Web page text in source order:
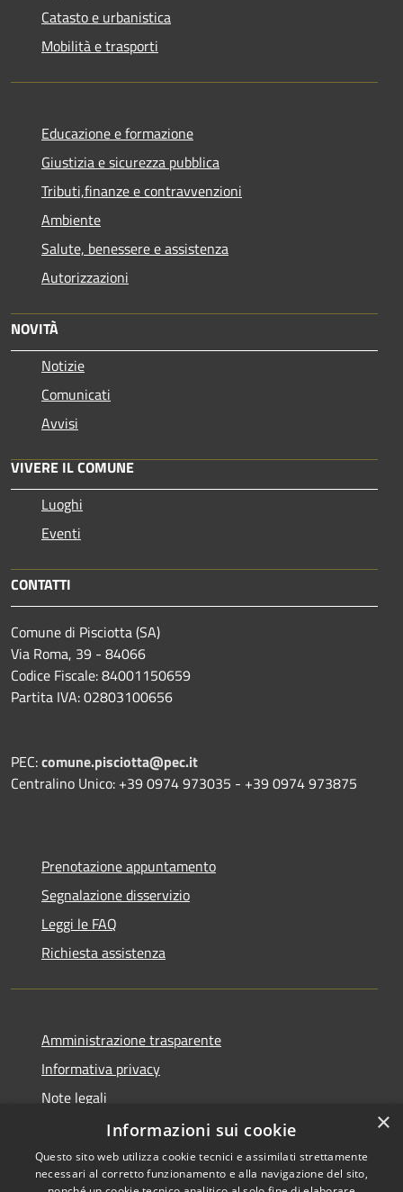
Catasto e urbanistica
Mobilità e trasporti
Educazione e formazione
Giustizia e sicurezza pubblica
Tributi,finanze e contravvenzioni
Ambiente
Salute, benessere e assistenza
Autorizzazioni
NOVITÀ
Notizie
Comunicati
Avvisi
VIVERE IL COMUNE
Luoghi
Eventi
CONTATTI
Comune di Pisciotta (SA)
Via Roma, 39 - 84066
Codice Fiscale: 84001150659
Partita IVA: 02803100656
PEC:comune.pisciotta@pec.it
Centralino Unico: +39 0974 973035 - +39 0974 973875
Prenotazione appuntamento
Segnalazione disservizio
Leggi le FAQ
Richiesta assistenza
Amministrazione trasparente
Informativa privacy
Note legali
Dichiarazione di accessibilità
×
Informazioni sui cookie
Questo sito web utilizza cookie tecnici e assimilati strettamente
necessari al corretto funzionamento e alla navigazione del sito,